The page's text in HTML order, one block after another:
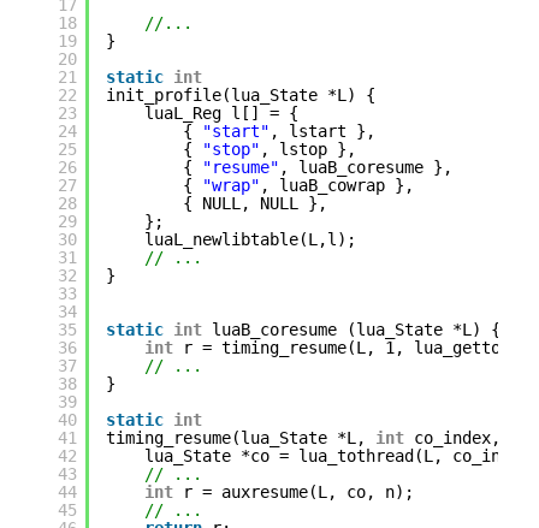
17
18
19
20
21
22
23
24
25
26
27
28
29
30
31
32
33
34
35
36
37
38
39
40
41
42
43
44
45
//...
}
static int
init_profile(lua_State *L) {
luaL_Reg l[] = {
{ "start" , lstart },
{ "stop" , lstop },
{ "resume" , luaB_coresume },
{ "wrap" , luaB_cowrap },
{ NULL, NULL },
};
luaL_newlibtable(L,l);
// ...
}
static int luaB_coresume (lua_State *L) {
int
r = timing_resume(L, 1,
// ...
}
static int
timing_resume(lua_State *L, int co_index,
lua_State *co = lua_tothread(L,
// ...
int
r = auxresume(L, co, n);
// ...